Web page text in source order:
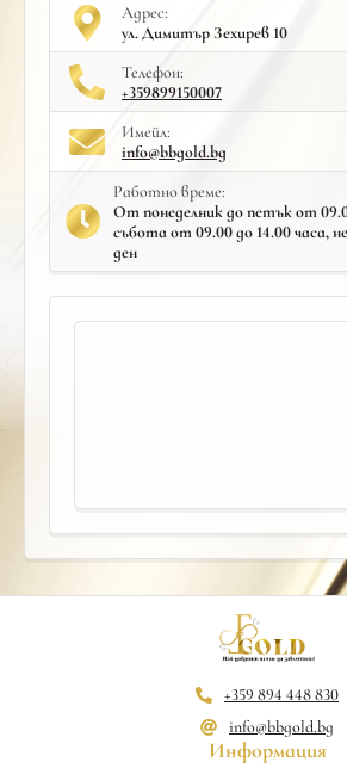
Адрес:
ул. Димитър Зехирев 10
Телефон:
+359899150007
Имейл:
info@bbgold.bg
Работно време:
От понеделник до петък от
събота от 09.00 до 14.00 часа,
ден
+359 894 448 830
info@bbgold.bg
Информация